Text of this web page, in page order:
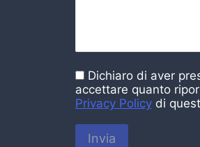
Dichiaro di aver
accettare quanto
Privacy Policydi
Invia